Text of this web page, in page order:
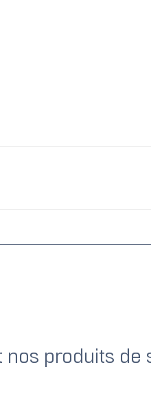
nos produits de